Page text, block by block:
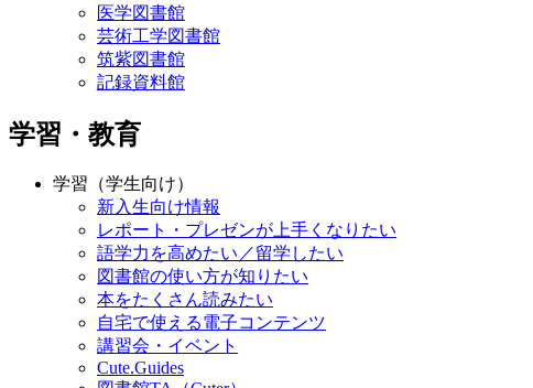
医学図書館
芸術工学図書館
筑紫図書館
記録資料館
学習・教育
学習（学生向け）
新入生向け情報
レポート・プレゼンが上手くなりたい
語学力を高めたい／留学したい
図書館の使い方が知りたい
本をたくさん読みたい
自宅で使える電子コンテンツ
講習会・イベント
Cute.Guides